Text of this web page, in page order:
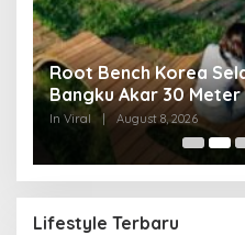
Root Bench Korea
Bangku Akar 30 Meter
In Viral | August 8, 2026
Lifestyle Terbaru